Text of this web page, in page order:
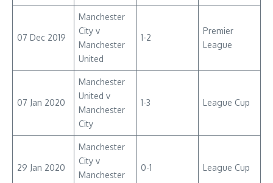
07 Dec 2019
Manchester
City v
Manchester
United
1-2
Premier
League
07 Jan 2020
Manchester
United v
Manchester
City
1-3 League Cup
29 Jan 2020
Manchester
City v
Manchester
0-1 League Cup